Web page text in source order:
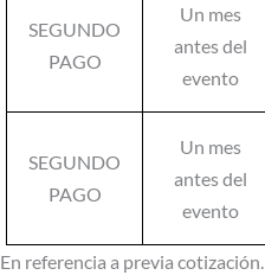
SEGUNDO
PAGO
Un mes
antes del
evento
SEGUNDO
PAGO
Un mes
antes del
evento
En referencia a previa cotización.